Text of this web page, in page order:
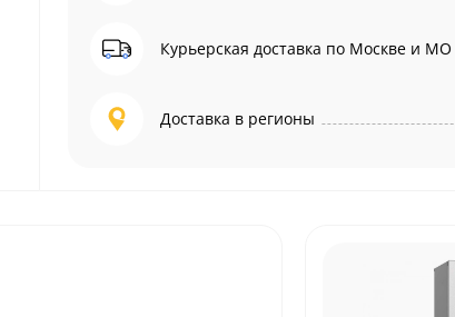
Курьерская доставка по Москве и МО
Доставка в регионы